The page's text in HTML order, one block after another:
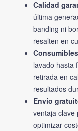
Calidad
última
banding ni
resalten en
lavado hasta
retirada en
resultados
Envío
ventaja clave
optimizar